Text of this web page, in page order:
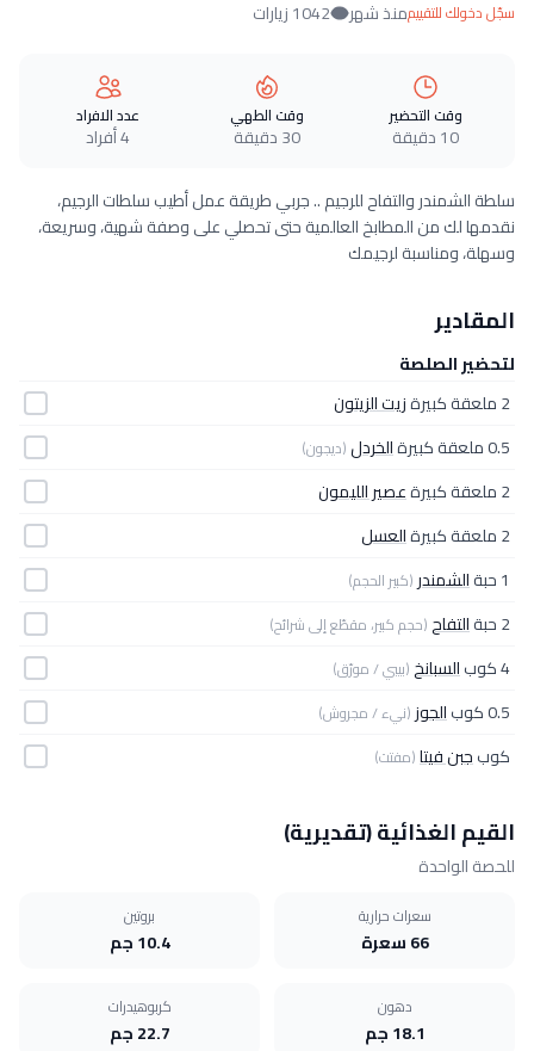
سجّل دخولك للتقييممنذ شهر 1042 زيارات
وقت التحضير
10 دقيقة
وقت الطهي
30 دقيقة
عدد الافراد
4 أفراد
سلطة الشمندر والتفاح للرجيم .. جربي طريقة عمل أطيب سلطات الرجيم،
نقدمها لك من المطابخ العالمية حتى تحصلي على وصفة شهية، وسريعة،
وسهلة، ومناسبة لرجيمك
المقادير
لتحضير الصلصة
2 ملعقة كبيرة
زيت الزيتون
0.5 ملعقة كبيرة
الخردل(ديجون)
2 ملعقة كبيرة
عصير الليمون
2 ملعقة كبيرة
العسل
1 حبة
الشمندر(كبير الحجم)
2 حبة التفاح(حجم كبير، مقطّع إلى شرائح)
4 كوب السبانخ(بيبي / مورّق)
0.5 كوب الجوز(نيء / مجروش)
كوبجبن فيتا(مفتت)
القيم الغذائية (تقديرية)
للحصة الواحدة
سعرات حرارية
66 سعرة
بروتين
10.4 جم
دهون
18.1 جم
كربوهيدرات
22.7 جم